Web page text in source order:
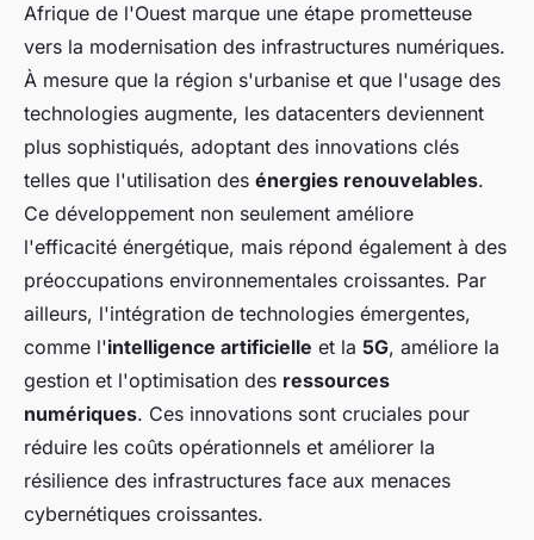
Afrique de l'Ouest marque une étape prometteuse
vers la modernisation des infrastructures numériques.
À mesure que la région s'urbanise et que l'usage des
technologies augmente, les datacenters deviennent
plus sophistiqués, adoptant des innovations clés
telles que l'utilisation des énergies renouvelables.
Ce développement non seulement améliore
l'efficacité énergétique, mais répond également à des
préoccupations environnementales croissantes. Par
ailleurs, l'intégration de technologies émergentes,
comme l'intelligence artificielle et la 5G, améliore la
gestion et l'optimisation des ressources
numériques. Ces innovations sont cruciales pour
réduire les coûts opérationnels et améliorer la
résilience des infrastructures face aux menaces
cybernétiques croissantes.